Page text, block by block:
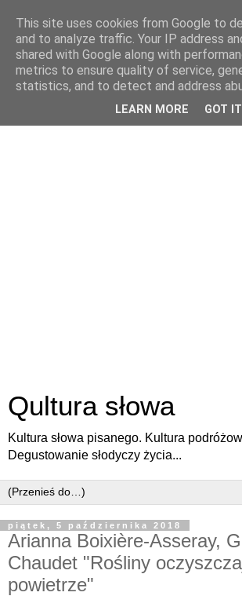
Qultura słowa
Kultura słowa pisanego. Kultura
Degustowanie słodyczy życia...
piątek, 5 października 2018
Arianna Boixière-Asseray,
Chaudet "Rośliny
powietrze"
This site uses cookies from Google to
and to analyze traffic. Your IP address
shared with Google along with
metrics to ensure quality of service,
statistics, and to detect and address
LEARN MORE GOT IT